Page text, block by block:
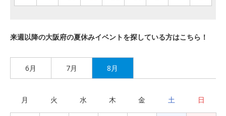
来週以降の大阪府の夏休みイベントを探している方はこちら！
6月 7月 8月
月 火 水 木 金 土 日